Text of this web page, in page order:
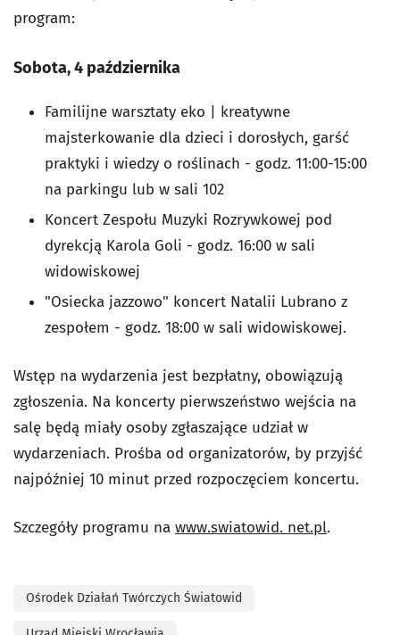
program:
Sobota, 4 października
Familijne warsztaty eko | kreatywne
majsterkowanie dla dzieci i dorosłych, garść
praktyki i wiedzy o roślinach - godz. 11:00-15:00
na parkingu lub w sali 102
Koncert Zespołu Muzyki Rozrywkowej pod
dyrekcją Karola Goli - godz. 16:00 w sali
widowiskowej
"Osiecka jazzowo" koncert Natalii Lubrano z
zespołem - godz. 18:00 w sali widowiskowej.
Wstęp na wydarzenia jest bezpłatny, obowiązują
zgłoszenia. Na koncerty pierwszeństwo wejścia na
salę będą miały osoby zgłaszające udział w
wydarzeniach. Prośba od organizatorów, by przyjść
najpóźniej 10 minut przed rozpoczęciem koncertu.
Szczegóły programu na www.swiatowid. net.pl.
Ośrodek Działań Twórczych Światowid